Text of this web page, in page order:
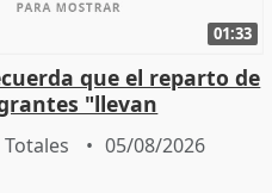
01:33
que el reparto de
"llevan
Gobierno" central
05/08/2026